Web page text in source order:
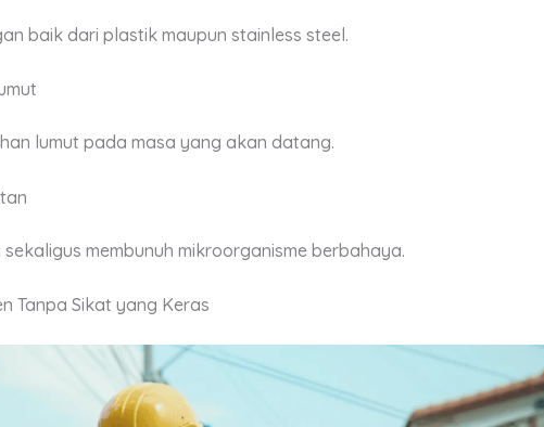
baik dari plastik maupun stainless steel.
lumut pada masa yang akan datang.
membunuh mikroorganisme berbahaya.
Tanpa Sikat yang Keras